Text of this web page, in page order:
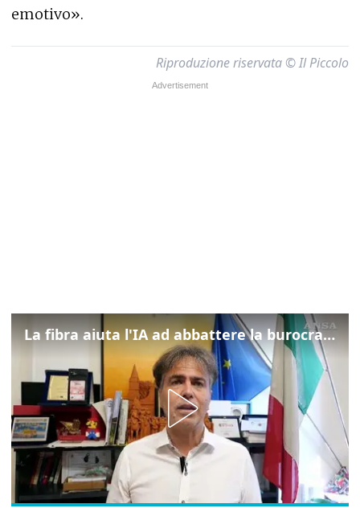
emotivo».
Riproduzione riservata © Il Piccolo
La fibra aiuta l'IA ad abbattere la burocrazia, progetto pilota in Veneto